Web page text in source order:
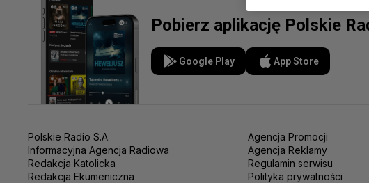
Pobierz aplikację Polskie
Google Play App Store
Polskie Radio S.A.
Informacyjna Agencja Radiowa
Redakcja Katolicka
Redakcja Ekumeniczna
Agencja Promocji
Agencja Reklamy
Regulamin serwisu
Polityka prywatności